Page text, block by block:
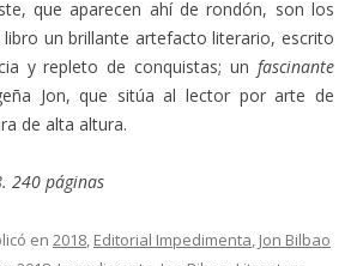
que aparecen ahí de rondón, son los
un brillante artefacto literario, escrito
y repleto de conquistas; un fascinante
Jon, que sitúa al lector por arte de
de alta altura.
240 páginas
en 2018, Editorial Impedimenta, Jon Bilbao